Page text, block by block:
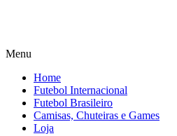
Menu
Home
Futebol Internacional
Futebol Brasileiro
Camisas, Chuteiras e Games
Loja